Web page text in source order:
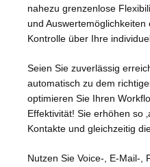
nahezu grenzenlose
und
Kontrolle über Ihre
Seien Sie zuverlässig
automatisch zu dem
optimieren Sie Ihren
Effektivität! Sie erhöhen so
Kontakte und gleichzeitig
Nutzen Sie Voice-, E-Mail-,